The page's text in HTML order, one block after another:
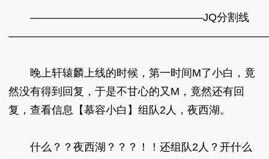
————————————————JQ分割线
晚上轩辕麟上线的时候，第一时间M了小白，竟
然没有得到回复，于是不甘心的又M，竟然还有回
复，查看信息【慕容小白】组队2人，夜西湖。
什么？？夜西湖？？？！！还组队2人？开什么